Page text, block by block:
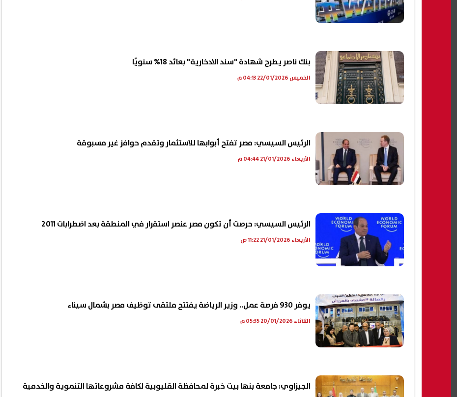
بنك ناصر يطرح شهادة "سند الادخارية" بعائد 18% سنويًا
الخميس 22/01/2026 04:13 م
الرئيس السيسي: مصر تفتح أبوابها للاستثمار وتقدم حوافز غير مسبوقة
الأربعاء 21/01/2026 04:44 م
الرئيس السيسي: حرصت أن تكون مصر عنصر استقرار في المنطقة بعد اضطرابات 2011
الأربعاء 21/01/2026 11:22 ص
يوفر 930 فرصة عمل.. وزير الرياضة يفتتح ملتقى توظيف مصر بشمال سيناء
الثلاثاء 20/01/2026 05:35 م
الجيزاوي: جامعة بنها بيت خبرة لمحافظة القليوبية لكافة مشروعاتها التنموية والخدمية